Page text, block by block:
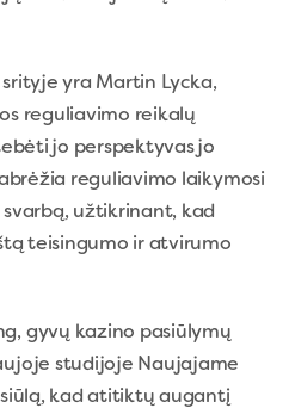
yra Martin Lycka,
reguliavimo reikalų
jo perspektyvas jo
reguliavimo laikymosi
užtikrinant, kad
teisingumo ir atvirumo
gyvų kazino pasiūlymų
studijoje Naujajame
kad atitiktų augantį